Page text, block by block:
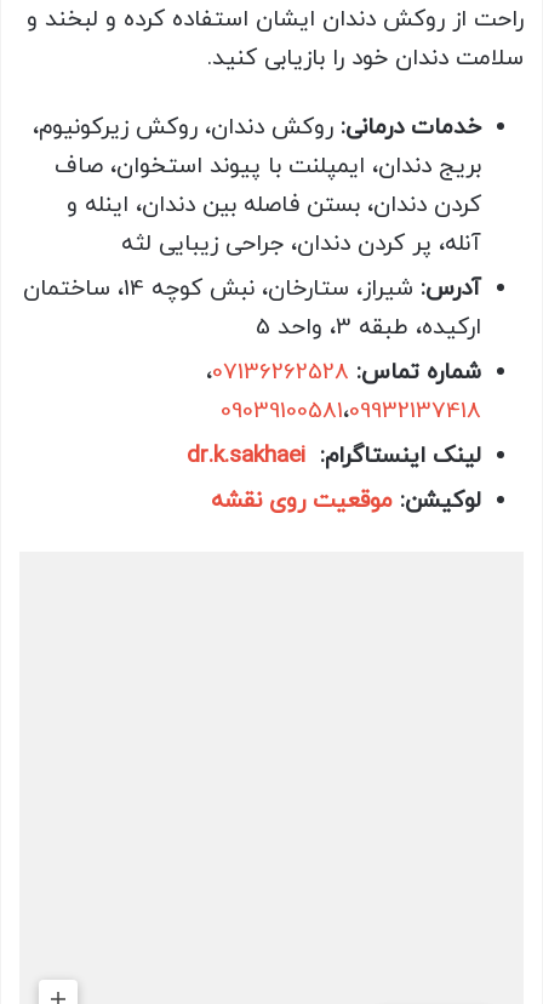
راحت از روکش دندان ایشان استفاده کرده و لبخند و
سلامت دندان خود را بازیابی کنید.
خدمات درمانی: روکش دندان، روکش زیرکونیوم،
بریج دندان، ایمپلنت با پیوند استخوان، صاف
کردن دندان، بستن فاصله بین دندان، اینله و
آنله، پر کردن دندان، جراحی زیبایی لثه
آدرس:
شیراز، ستارخان، نبش کوچه 14، ساختمان
ارکیده، طبقه 3، واحد 5
شماره تماس: 07136262528،
09039100581،09932137418
لینک اینستاگرام:
لوکیشن: موقعیت روی نقشه